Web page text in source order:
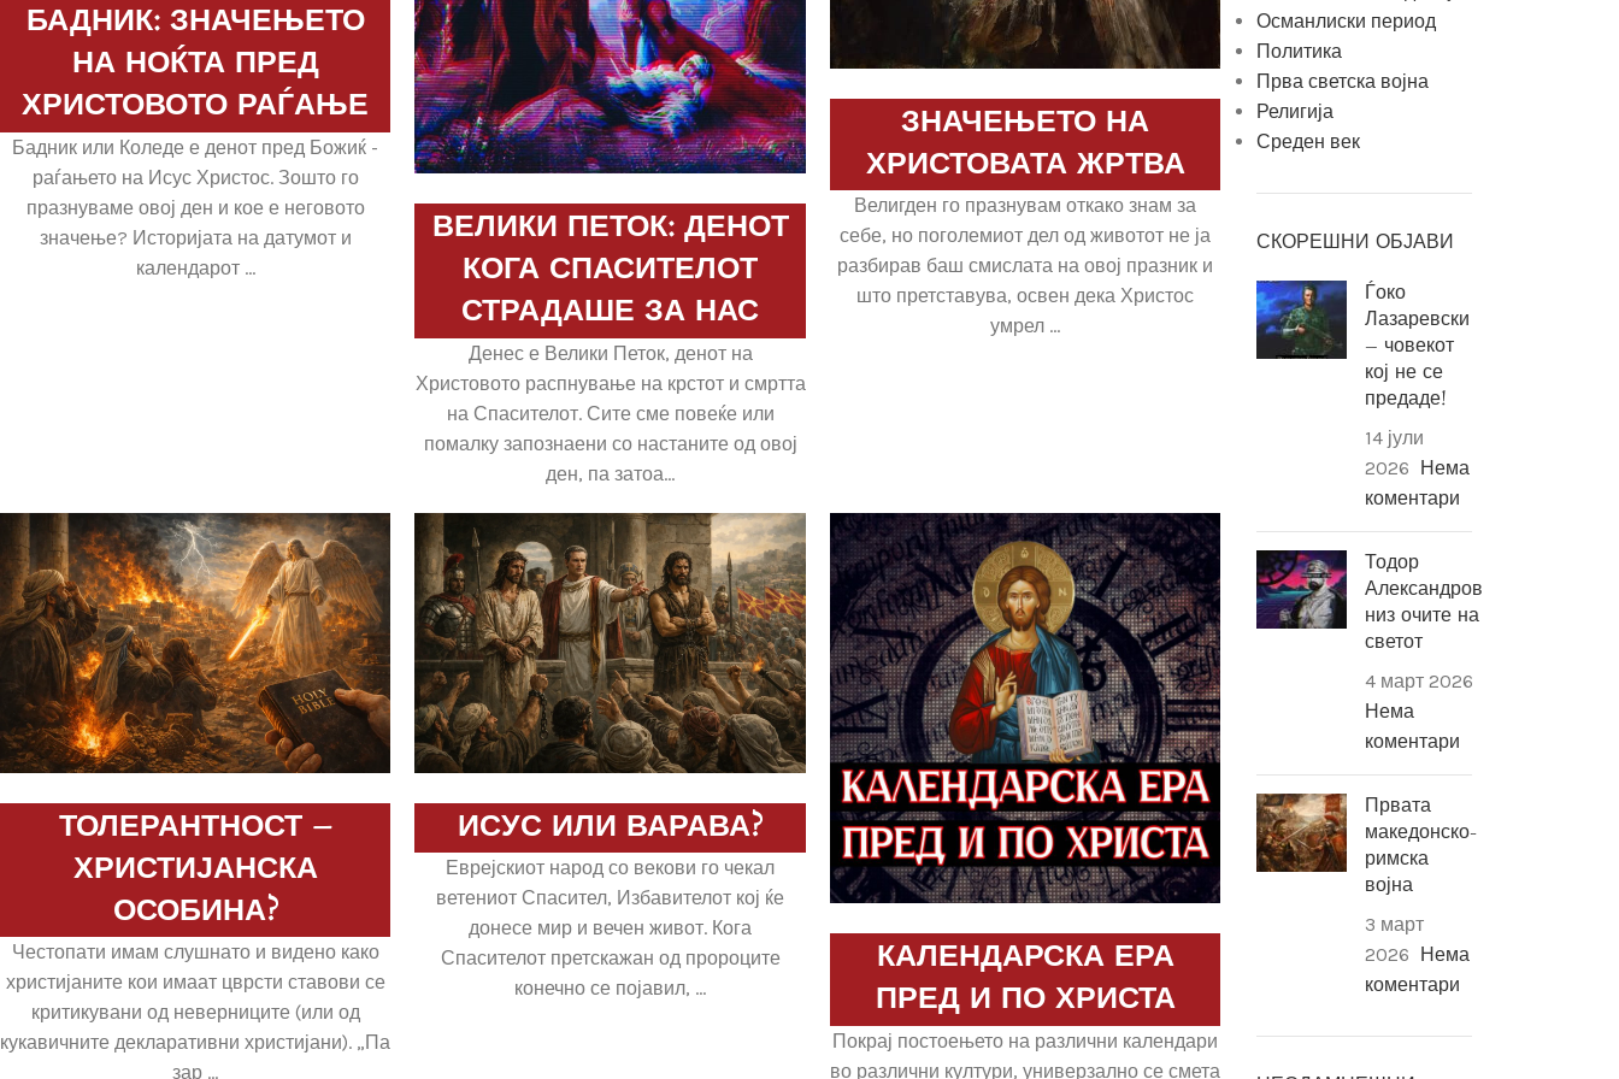
БАДНИК: ЗНАЧЕЊЕТО
НА НОЌТА ПРЕД
ХРИСТОВОТО РАЃАЊЕ
Бадник или Коледе е денот пред Божиќ -
раѓањето на Исус Христос. Зошто го
празнуваме овој ден и кое е неговото
значење? Историјата на датумот и
календарот ...
ВЕЛИКИ ПЕТОК: ДЕНОТ
КОГА СПАСИТЕЛОТ
СТРАДАШЕ ЗА НАС
Денес е Велики Петок, денот на
Христовото распнување на крстот и смртта
на Спасителот. Сите сме повеќе или
помалку запознаени со настаните од овој
ден, па затоа...
ЗНАЧЕЊЕТО НА
ХРИСТОВАТА ЖРТВА
Велигден го празнувам откако знам за
себе, но поголемиот дел од животот не ја
разбирав баш смислата на овој празник и
што претставува, освен дека Христос
умрел ...
ТОЛЕРАНТНОСТ –
ХРИСТИЈАНСКА
ОСОБИНА?
Честопати имам слушнато и видено како
христијаните кои имаат цврсти ставови се
критикувани од неверниците (или од
кукавичните декларативни христијани). „Па
зар ...
ИСУС ИЛИ ВАРАВА?
Еврејскиот народ со векови го чекал
ветениот Спасител, Избавителот кој ќе
донесе мир и вечен живот. Кога
Спасителот претскажан од пророците
конечно се појавил, ...
КАЛЕНДАРСКА ЕРА
ПРЕД И ПО ХРИСТА
Покрај постоењето на различни календари
во различни култури, универзално се смета
Османлиски период
Политика
Прва светска војна
Религија
Среден век
СКОРЕШНИ ОБЈАВИ
Ѓоко
Лазаревски
– човекот
кој не се
предаде!
14 јули
2026 Нема
коментари
Тодор
Александров
низ очите на
светот
4 март 2026
Нема
коментари
Првата
македонско-
римска
војна
3 март
2026 Нема
коментари